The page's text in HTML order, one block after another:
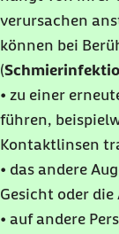
verursachen
können bei
(
• zu einer
führen,
Kontaktlinsen
• das andere
Gesicht oder
• auf andere